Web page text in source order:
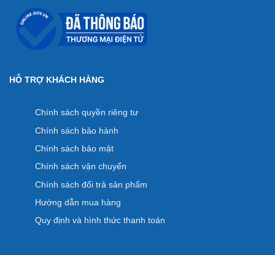
HỖ TRỢ KHÁCH HÀNG
Chính sách quyền riêng tư
Chính sách bảo hành
Chính sách bảo mật
Chính sách vận chuyển
Chính sách đổi trả sản phẩm
Hướng dẫn mua hàng
Quy định và hình thức thanh toán